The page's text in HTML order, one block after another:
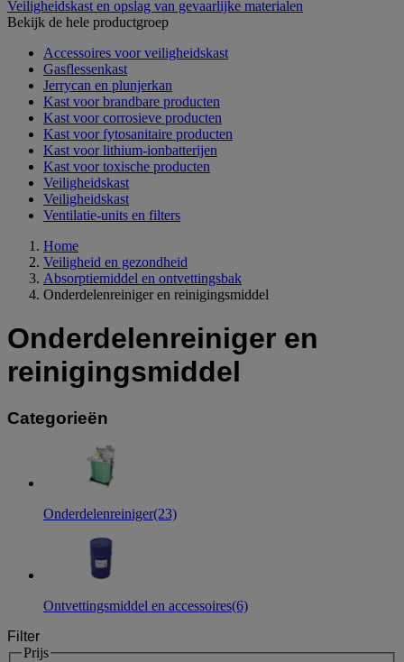
Veiligheidskast en opslag van gevaarlijke materialen
Bekijk de hele productgroep
Accessoires voor veiligheidskast
Gasflessenkast
Jerrycan en plunjerkan
Kast voor brandbare producten
Kast voor corrosieve producten
Kast voor fytosanitaire producten
Kast voor lithium-ionbatterijen
Kast voor toxische producten
Veiligheidskast
Veiligheidskast
Ventilatie-units en filters
Home
Veiligheid en gezondheid
Absorptiemiddel en ontvettingsbak
Onderdelenreiniger en reinigingsmiddel
Onderdelenreiniger en
reinigingsmiddel
Categorieën
Onderdelenreiniger(23)
Ontvettingsmiddel en accessoires(6)
Filter
Prijs